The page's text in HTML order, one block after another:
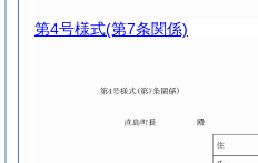
第4号様式(第7条関係)